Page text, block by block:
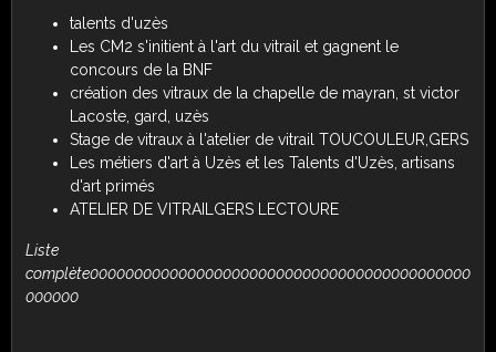
talents d'uzès
Les CM2 s'initient à l'art du vitrail et gagnent le
concours de la BNF
création des vitraux de la chapelle de mayran, st victor
Lacoste, gard, uzès
Stage de vitraux à l'atelier de vitrail TOUCOULEUR,GERS
Les métiers d'art à Uzès et les Talents d'Uzès, artisans
d'art primés
ATELIER DE VITRAILGERS LECTOURE
Liste
complète0000000000000000000000000000000000000000000
000000